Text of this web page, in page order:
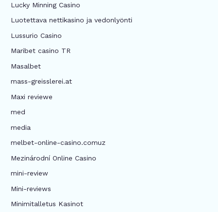
Lucky Minning Casino
Luotettava nettikasino ja vedonlyönti
Lussurio Casino
Maribet casino TR
Masalbet
mass-greisslerei.at
Maxi reviewe
med
media
melbet-online-casino.comuz
Mezinárodní Online Casino
mini-review
Mini-reviews
Minimitalletus Kasinot